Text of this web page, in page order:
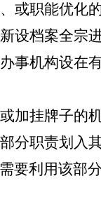
或职能优化
设档案全宗
事机构设
加挂牌子的
分职责划
要利用该部